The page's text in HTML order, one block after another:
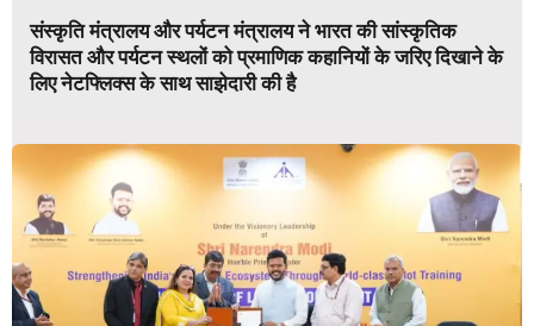
संस्कृति मंत्रालय और पर्यटन मंत्रालय ने भारत की सांस्कृतिक
विरासत और पर्यटन स्थलों को प्रमाणिक कहानियों के जरिए दिखाने के
लिए नेटफ्लिक्स के साथ साझेदारी की है